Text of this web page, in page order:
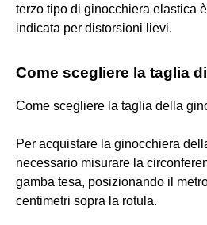
terzo tipo di ginocchiera elastica
indicata per distorsioni lievi.
Come scegliere la taglia
Come scegliere la taglia della
Per acquistare la ginocchiera
necessario misurare la
gamba tesa, posizionando il
centimetri sopra la rotula.